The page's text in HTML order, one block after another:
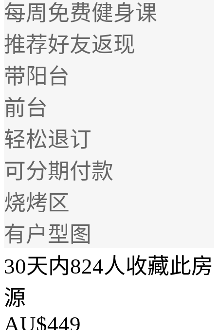
每周免费健身课
推荐好友返现
带阳台
前台
轻松退订
可分期付款
烧烤区
有户型图
30天内824人收藏此房
源
AU$449